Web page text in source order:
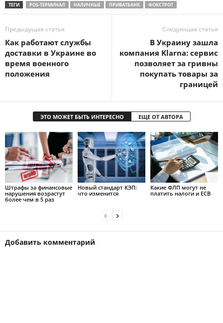
ТЕГИ POS-ТЕРМИНАЛ НАЛИЧНЫЕ ПРИВАТБАНК ФОКСТРОТ
Предыдущая статья
Как работают службы
доставки в Украине во
время военного
положения
Следующая статья
В Украину зашла
компания Klarna: сервис
позволяет за гривны
покупать товары за
границей
ЭТО МОЖЕТ БЫТЬ ИНТЕРЕСНО ЕЩЕ ОТ АВТОРА
Штрафы за финансовые
нарушения возрастут
более чем в 5 раз
Новый стандарт КЭП:
что изменится
Какие ФЛП могут не
платить налоги и ЕСВ
Добавить комментарий